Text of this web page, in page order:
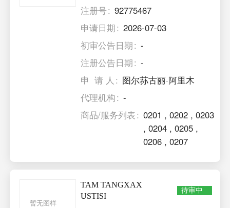
注册号
92775467
申请日期
2026-07-03
初审公告日期
-
注册公告日期
-
申 请 人
图尔荪古丽·阿里木
代理机构
-
商品/服务列表
0201 ,0202 ,0203
,0204 ,0205 ,
0206 ,0207
暂无图样
TAM TANGXAX
USTISI
待审中